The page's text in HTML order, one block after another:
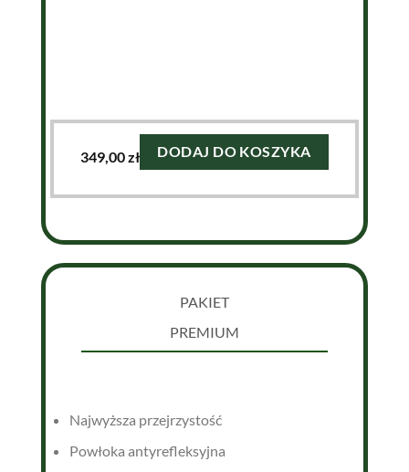
349,00zł DODAJ DO KOSZYKA
PAKIET
PREMIUM
Najwyższa przejrzystość
Powłoka antyrefleksyjna